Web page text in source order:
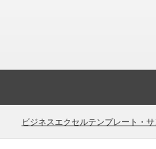
ビジネスエクセルテンプレート・